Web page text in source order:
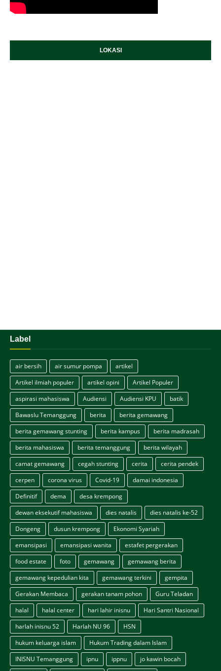
LOKASI
Label
air bersih air sumur pompa
artikel
Artikel ilmiah populer
artikel opini
Artikel Populer
aspirasi mahasiswa
Audiensi Audiensi KPU
batik
Bawaslu Temanggung
berita
berita gemawang
berita gemawang stunting
berita kampus
berita madrasah
berita mahasiswa
berita temanggung
berita wilayah
camat gemawang
cegah stunting cerita
cerita pendek
cerpen
corona virus Covid-19
damai indonesia
Definitif
dema
desa krempong
dewan eksekutif mahasiswa
dies natalis
dies natalis ke-52
Dongeng
dusun krempong
Ekonomi Syariah
emansipasi
emansipasi wanita
estafet pergerakan
food estate
foto gemawang
gemawang berita
gemawang kepedulian kita
gemawang terkini
gempita
Gerakan Membaca
gerakan tanam pohon
Guru Teladan
halal
halal center hari lahir inisnu
Hari Santri Nasional
harlah inisnu 52
Harlah NU 96
HSN
hukum keluarga islam
Hukum Trading dalam Islam
INISNU Temanggung
ipnu ippnu
jo kawin bocah